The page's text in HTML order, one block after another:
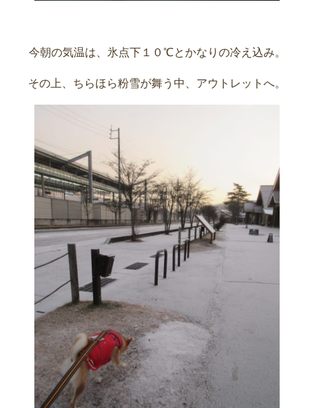
今朝の気温は、氷点下１０℃とかなりの冷え込み。
その上、ちらほら粉雪が舞う中、アウトレットへ。